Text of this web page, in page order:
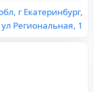
г Екатеринбург,
ул Региональная, 1